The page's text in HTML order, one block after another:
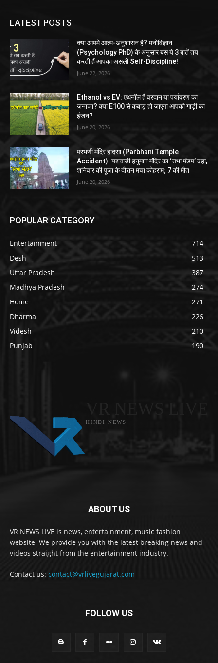
LATEST POSTS
क्या आपमें आत्म-अनुशासन है? मनोविज्ञान
(Psychology PhD) के अनुसार बस ये 3 बातें तय
करती हैं आपका असली Self-Discipline!
June 22, 2026
Ethanol vs EV: एथनॉल है वरदान या पर्यावरण का
जनाजा? क्या E100 से कबाड़ हो जाएगा आपकी गाड़ी का
इंजन?
June 20, 2026
परभणी मंदिर हादसा (Parbhani Temple
Accident): यशवाड़ी हनुमान मंदिर का ‘सभा मंडप’ ढहा,
शनिवार की पूजा के दौरान मचा कोहराम; 7 की मौत
June 20, 2026
POPULAR CATEGORY
Entertainment
714
Desh
513
Uttar Pradesh
387
Madhya Pradesh
274
Home
271
Dharma
226
Videsh
210
Punjab
190
HINDI NEWS
ABOUT US
VR NEWS LIVE is news, entertainment, music fashion
website. We provide you with the latest breaking news and
videos straight from the entertainment industry.
Contact us: contact@vrlivegujarat.com
FOLLOW US